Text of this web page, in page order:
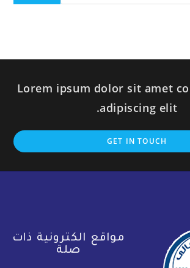
Lorem ipsum dolor sit amet
adipiscing elit.
GET IN TOUCH
مواقع الكترونية ذات
صلة